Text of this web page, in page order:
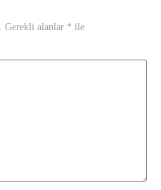
Gerekli alanlar * ile